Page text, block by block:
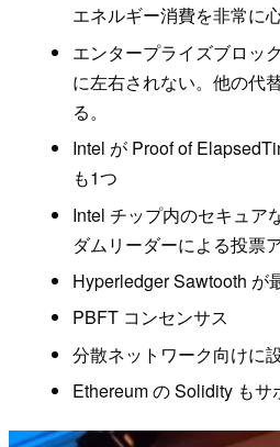
エネルギー消費を非常に
エンタープライズブロッ
に左右されない。他の代
る。
Intel が Proof of
も1つ
Intel チップ内のセキュア
ダムリーダーによる投票
Hyperledger Sawtooth が
PBFT コンセンサス
分散ネットワーク向けに
Ethereum の Solidity もサ